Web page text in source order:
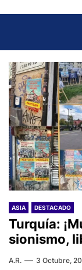
the
content
ASIA DESTACADO
Turquía:
sionismo,
A.R. 3 Octubre,